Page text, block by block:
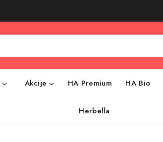
Akcije HA Premium HA Bio
Herbella